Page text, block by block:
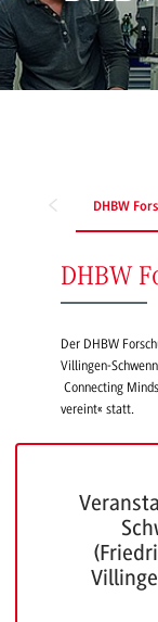
DHBW
DHBW
Der DHBW
Villingen-
Connecting
vereint« statt.